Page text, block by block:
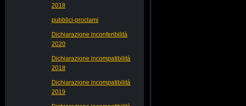
2018
pubblici-proclami
Dichiarazione inconferibilità
2020
Dichiarazione incompatibilità
2018
Dichiarazione incompatibilità
2019